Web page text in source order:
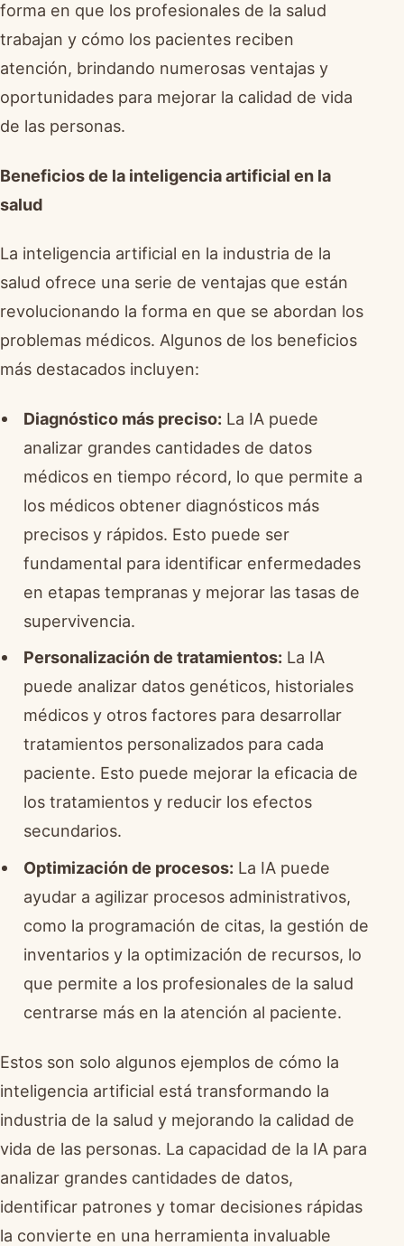
forma en que los profesionales de la salud
trabajan y cómo los pacientes reciben
atención, brindando numerosas ventajas y
oportunidades para mejorar la calidad de vida
de las personas.
Beneficios de la inteligencia artificial en la
salud
La inteligencia artificial en la industria de la
salud ofrece una serie de ventajas que están
revolucionando la forma en que se abordan los
problemas médicos. Algunos de los beneficios
más destacados incluyen:
Diagnóstico más preciso: La IA puede
analizar grandes cantidades de datos
médicos en tiempo récord, lo que permite a
los médicos obtener diagnósticos más
precisos y rápidos. Esto puede ser
fundamental para identificar enfermedades
en etapas tempranas y mejorar las tasas de
supervivencia.
Personalización de tratamientos: La IA
puede analizar datos genéticos, historiales
médicos y otros factores para desarrollar
tratamientos personalizados para cada
paciente. Esto puede mejorar la eficacia de
los tratamientos y reducir los efectos
secundarios.
Optimización de procesos: La IA puede
ayudar a agilizar procesos administrativos,
como la programación de citas, la gestión de
inventarios y la optimización de recursos, lo
que permite a los profesionales de la salud
centrarse más en la atención al paciente.
Estos son solo algunos ejemplos de cómo la
inteligencia artificial está transformando la
industria de la salud y mejorando la calidad de
vida de las personas. La capacidad de la IA para
analizar grandes cantidades de datos,
identificar patrones y tomar decisiones rápidas
la convierte en una herramienta invaluable